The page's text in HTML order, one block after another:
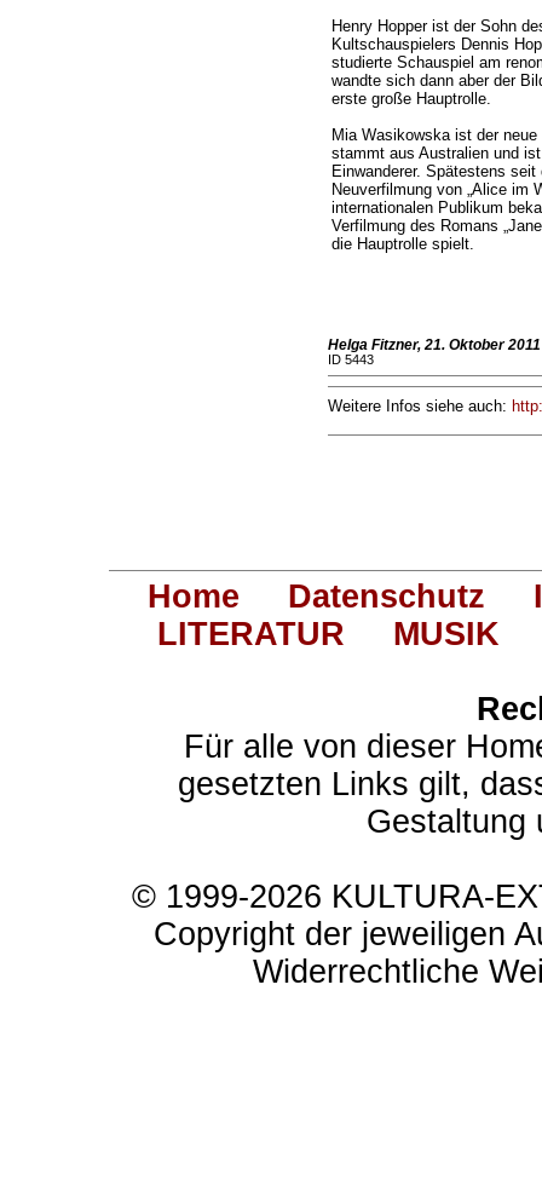
Henry Hopper ist der Sohn
Kultschauspielers Dennis
studierte Schauspiel am
wandte sich dann aber der
erste große Hauptrolle.
Mia Wasikowska ist der
stammt aus Australien und
Einwanderer. Spätestens
Neuverfilmung von „Alice im
internationalen Publikum
Verfilmung des Romans
die Hauptrolle spielt.
Helga Fitzner, 21. Oktober 2011
ID 5443
Weitere Infos siehe auch:
Home Datenschutz
LITERATUR
MUSIK
Für alle von dieser
gesetzten Links gilt,
Gestaltung
© 1999-2026 KULTURA-
Copyright der jeweiligen
Widerrechtliche